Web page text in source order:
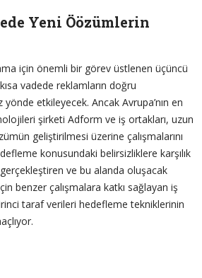
Yeni Öözümlerin
için önemli bir görev üstlenen üçüncü
vadede reklamların doğru
etkileyecek. Ancak Avrupa’nın en
şirketi Adform ve iş ortakları, uzun
geliştirilmesi üzerine çalışmalarını
konusundaki belirsizliklere karşılık
gerçekleştiren ve bu alanda oluşacak
benzer çalışmalara katkı sağlayan iş
taraf verileri hedefleme tekniklerinin